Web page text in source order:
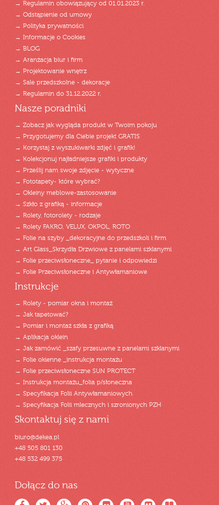
→ Regulamin obowiązujący od 01.01.2023 r.
→ Odstąpienie od umowy
→ Polityka prywatności
→ Informacje o Cookies
→ BLOG
→ Aranżacja biur i firm
→ Projektowanie wnętrz
→ Sale przedszkolne - dekoracje
→ Regulamin do 31.12.2022 r.
Nasze poradniki
→ Zobacz jak wygląda produkt w Twoim pokoju
→ Przygotujemy dla Ciebie projekt GRATIS
→ Korzystaj z wyszukiwarki zdjęć i grafik!
→ Kolekcjonuj najładniejsze grafiki i produkty
→ Prześlij nam swoje zdjęcie - wytyczne
→ Fototapety- które wybrać?
→ Okleiny meblowe-zastosowanie
→ Szkło z grafiką - informacje
→ Rolety, fotorolety - rodzaje
→ Rolety FAKRO, VELUX, OKPOL, ROTO
→ Folie na szyby _dekoracyjne do przedszkoli i firm
→ Art Glass_Skrzydła Drzwiowe z panelami szklanymi
→ Folie przeciwsłoneczne_ pytanie i odpowiedzi
→ Folie Przeciwsłoneczne i Antywłamaniowe
Instrukcje
→ Rolety - pomiar okna i montaż
→ Jak tapetować?
→ Pomiar i montaż szkła z grafiką
→ Aplikacja oklein
→ Jak zamówić _szafy przesuwne z panelami szklanymi
→ Folie okienne _instrukcja montażu
→ Folie przeciwsłoneczne SUN PROTECT
→ Instrukcja montażu_folia p/słoneczna
→ Specyfikacja Folii Antywłamaniowych
→ Specyfikacja Folii mlecznych i szronionych PZH
Skontaktuj się z nami
biuro@dekea.pl
+48 505 801 130
+48 532 499 375
Dołącz do nas